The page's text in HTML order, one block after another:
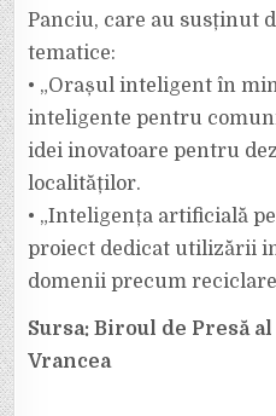
Panciu, care au susținut
tematice:
• „Orașul inteligent în
inteligente pentru
idei inovatoare pentru
localităților.
• „Inteligența artificială
proiect dedicat utilizării
domenii precum
Sursa: Biroul de Presă
Vrancea